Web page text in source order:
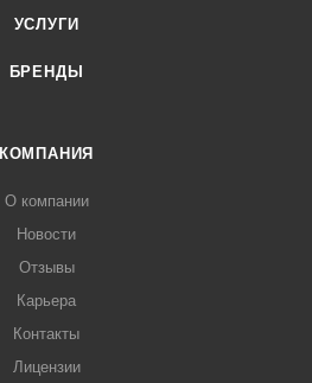
УСЛУГИ
БРЕНДЫ
КОМПАНИЯ
О компании
Новости
Отзывы
Карьера
Контакты
Лицензии